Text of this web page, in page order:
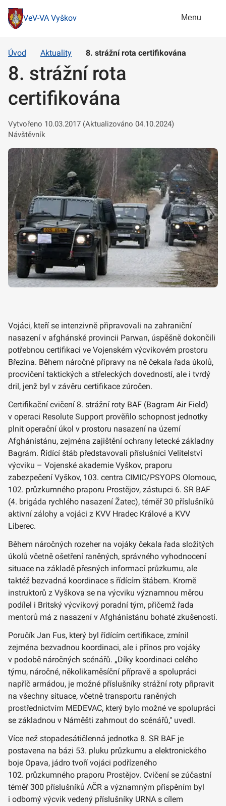
VeV-VA Vyškov Menu
Úvod Aktuality 8. strážní rota certifikována
8. strážní rota
certifikována
Vytvořeno 10.03.2017 (Aktualizováno 04.10.2024)
Návštěvník
Vojáci, kteří se intenzivně připravovali na zahraniční
nasazení v afghánské provincii Parwan, úspěšně dokončili
potřebnou certifikaci ve Vojenském výcvikovém prostoru
Březina. Během náročné přípravy na ně čekala řada úkolů,
procvičení taktických a střeleckých dovedností, ale i tvrdý
dril, jenž byl v závěru certifikace zúročen.
Certifikační cvičení 8. strážní roty BAF (Bagram Air Field)
v operaci Resolute Support prověřilo schopnost jednotky
plnit operační úkol v prostoru nasazení na území
Afghánistánu, zejména zajištění ochrany letecké základny
Bagrám. Řídící štáb představovali příslušníci Velitelství
výcviku – Vojenské akademie Vyškov, praporu
zabezpečení Vyškov, 103. centra CIMIC/PSYOPS Olomouc,
102. průzkumného praporu Prostějov, zástupci 6. SR BAF
(4. brigáda rychlého nasazení Žatec), téměř 30 příslušníků
aktivní zálohy a vojáci z KVV Hradec Králové a KVV
Liberec.
Během náročných rozeher na vojáky čekala řada složitých
úkolů včetně ošetření raněných, správného vyhodnocení
situace na základě přesných informací průzkumu, ale
taktéž bezvadná koordinace s řídícím štábem. Kromě
instruktorů z Vyškova se na výcviku významnou měrou
podílel i Britský výcvikový poradní tým, přičemž řada
mentorů má z nasazení v Afghánistánu bohaté zkušenosti.
Poručík Jan Fus, který byl řídícím certifikace, zmínil
zejména bezvadnou koordinaci, ale i přínos pro vojáky
v podobě náročných scénářů. „Díky koordinaci celého
týmu, náročné, několikaměsíční přípravě a spolupráci
napříč armádou, je možné příslušníky strážní roty připravit
na všechny situace, včetně transportu raněných
prostřednictvím MEDEVAC, který bylo možné ve spolupráci
se základnou v Náměšti zahrnout do scénářů," uvedl.
Více než stopadesátičlenná jednotka 8. SR BAF je
postavena na bázi 53. pluku průzkumu a elektronického
boje Opava, jádro tvoří vojáci podřízeného
102. průzkumného praporu Prostějov. Cvičení se zúčastní
téměř 300 příslušníků AČR a významným přispěním byl
i odborný výcvik vedený příslušníky URNA s cílem